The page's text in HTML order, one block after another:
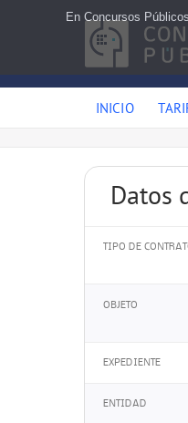
INICIO
Datos
TIPO DE
OBJETO
EXPEDIENTE
ENTIDAD
En Concursos